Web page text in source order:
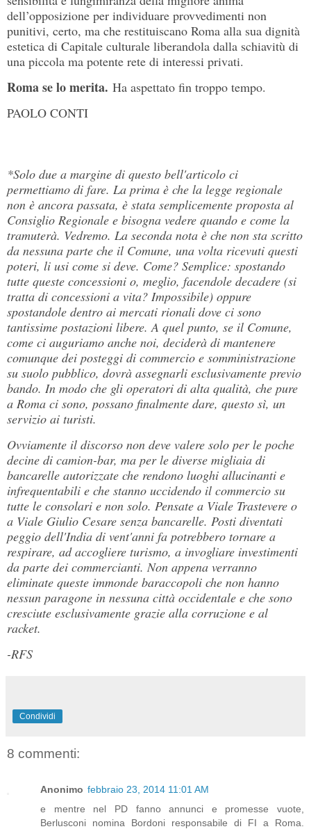
dell’opposizione per individuare provvedimenti non
punitivi, certo, ma che restituiscano Roma alla sua dignità
estetica di Capitale culturale liberandola dalla schiavitù di
una piccola ma potente rete di interessi privati.
Roma se lo merita. Ha aspettato fin troppo tempo.
PAOLO CONTI
*Solo due a margine di questo bell'articolo ci
permettiamo di fare. La prima è che la legge regionale
non è ancora passata, è stata semplicemente proposta al
Consiglio Regionale e bisogna vedere quando e come la
tramuterà. Vedremo. La seconda nota è che non sta scritto
da nessuna parte che il Comune, una volta ricevuti questi
poteri, li usi come si deve. Come? Semplice: spostando
tutte queste concessioni o, meglio, facendole decadere (si
tratta di concessioni a vita? Impossibile) oppure
spostandole dentro ai mercati rionali dove ci sono
tantissime postazioni libere. A quel punto, se il Comune,
come ci auguriamo anche noi, deciderà di mantenere
comunque dei posteggi di commercio e somministrazione
su suolo pubblico, dovrà assegnarli esclusivamente previo
bando. In modo che gli operatori di alta qualità, che pure
a Roma ci sono, possano finalmente dare, questo sì, un
servizio ai turisti.
Ovviamente il discorso non deve valere solo per le poche
decine di camion-bar, ma per le diverse migliaia di
bancarelle autorizzate che rendono luoghi allucinanti e
infrequentabili e che stanno uccidendo il commercio su
tutte le consolari e non solo. Pensate a Viale Trastevere o
a Viale Giulio Cesare senza bancarelle. Posti diventati
peggio dell'India di vent'anni fa potrebbero tornare a
respirare, ad accogliere turismo, a invogliare investimenti
da parte dei commercianti. Non appena verranno
eliminate queste immonde baraccopoli che non hanno
nessun paragone in nessuna città occidentale e che sono
cresciute esclusivamente grazie alla corruzione e al
racket.
-RFS
Condividi
8 commenti:
Anonimo febbraio 23, 2014 11:01 AM
e mentre nel PD fanno annunci e promesse vuote,
Berlusconi nomina Bordoni responsabile di FI a Roma.